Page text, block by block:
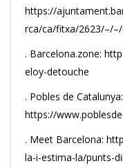
https://
rca/ca/fitxa/2623/–/
. Barcelona.zone:
eloy-detouche
. Pobles de Catalunya:
https://
. Meet Barcelona:
la-i-estima-la/punts-